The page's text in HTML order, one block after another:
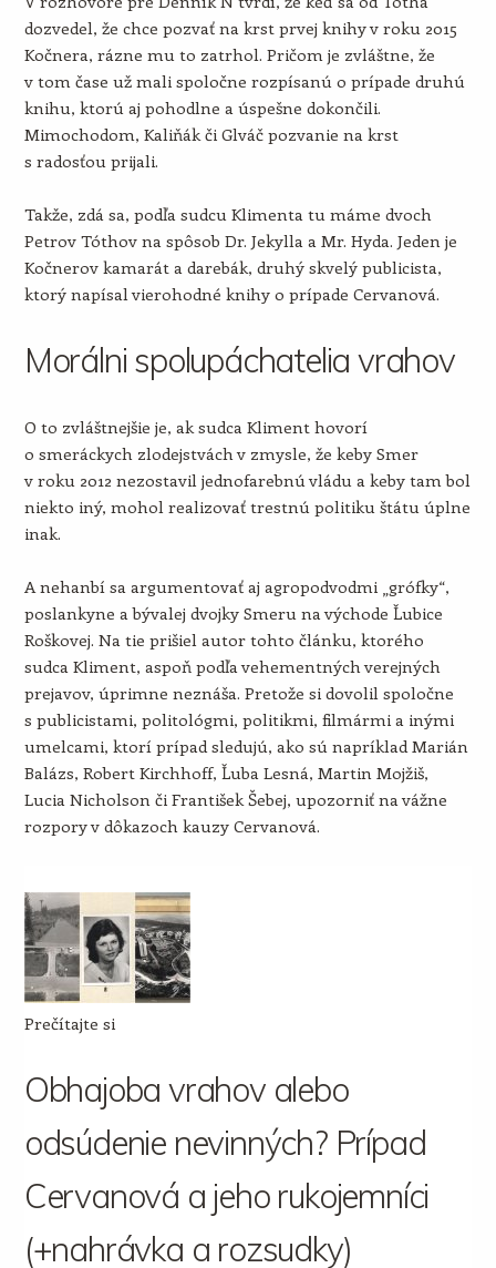
dozvedel, že chce pozvať na krst prvej knihy v roku 2015
Kočnera, rázne mu to zatrhol. Pričom je zvláštne, že
v tom čase už mali spoločne rozpísanú o prípade druhú
knihu, ktorú aj pohodlne a úspešne dokončili.
Mimochodom, Kaliňák či Glváč pozvanie na krst
s radosťou prijali.
Takže, zdá sa, podľa sudcu Klimenta tu máme dvoch
Petrov Tóthov na spôsob Dr. Jekylla a Mr. Hyda. Jeden je
Kočnerov kamarát a darebák, druhý skvelý publicista,
ktorý napísal vierohodné knihy o prípade Cervanová.
Morálni spolupáchatelia vrahov
O to zvláštnejšie je, ak sudca Kliment hovorí
o smeráckych zlodejstvách v zmysle, že keby Smer
v roku 2012 nezostavil jednofarebnú vládu a keby tam bol
niekto iný, mohol realizovať trestnú politiku štátu úplne
inak.
A nehanbí sa argumentovať aj agropodvodmi „grófky“,
poslankyne a bývalej dvojky Smeru na východe Ľubice
Roškovej. Na tie prišiel autor tohto článku, ktorého
sudca Kliment, aspoň podľa vehementných verejných
prejavov, úprimne neznáša. Pretože si dovolil spoločne
s publicistami, politológmi, politikmi, filmármi a inými
umelcami, ktorí prípad sledujú, ako sú napríklad Marián
Balázs, Robert Kirchhoff, Ľuba Lesná, Martin Mojžiš,
Lucia Nicholson či František Šebej, upozorniť na vážne
rozpory v dôkazoch kauzy Cervanová.
Prečítajte si
Obhajoba vrahov alebo
odsúdenie nevinných? Prípad
Cervanová a jeho rukojemníci
(+nahrávka a rozsudky)